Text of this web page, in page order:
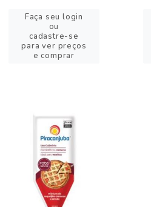
Faça seu login
ou
cadastre-se
para ver preços
e comprar